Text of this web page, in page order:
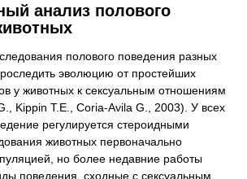
анализ полового
полового поведения разных
эволюцию от простейших
у животных к сексуальным отношениям
Kippin T.E., Coria-Avila G., 2003). У всех
регулируется стероидными
животных первоначально
но более недавние работы
поведения, сходные с сексуальным